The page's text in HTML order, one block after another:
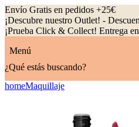
Envío Gratis en pedidos +25€
¡Descubre nuestro Outlet! -
¡Prueba Click & Collect! Entrega
Menú
¿Qué estás buscando?
homeMaquillaje